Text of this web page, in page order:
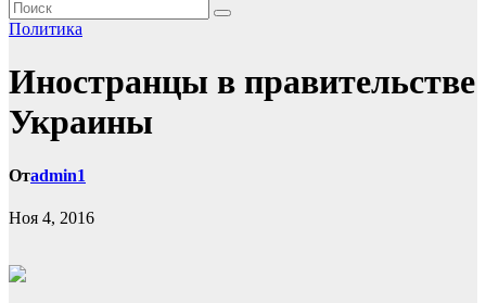
Политика
Иностранцы в правительстве
Украины
Отadmin1
Ноя 4, 2016